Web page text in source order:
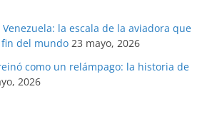
la escala de la aviadora que
del mundo 23 mayo, 2026
como un relámpago: la historia de
2026